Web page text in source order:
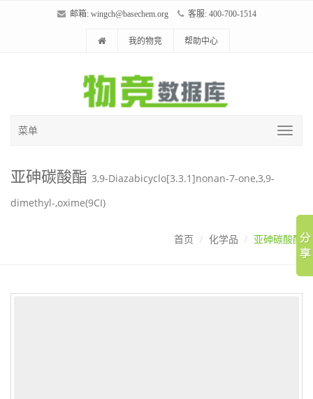
邮箱: wingch@basechem.org 客服: 400-700-1514
我的物竞 帮助中心
菜单
亚砷碳酸酯 3,9-Diazabicyclo[3.3.1]nonan-7-one,3,9-
dimethyl-,oxime(9CI)
首页 化学品 亚砷碳酸酯